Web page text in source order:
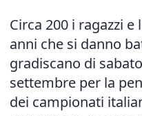
Circa 200 i ragazzi e
anni che si danno
gradiscano di
settembre per la
dei campionati